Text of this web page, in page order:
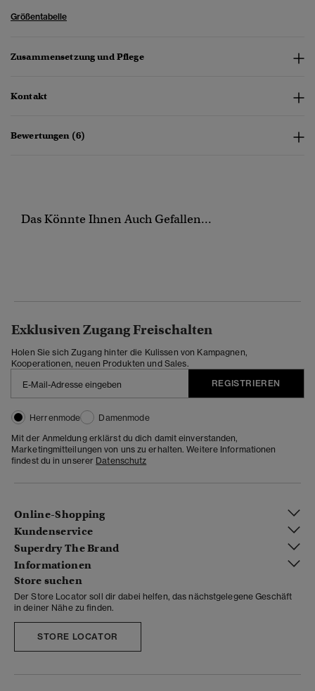
Größentabelle
Zusammensetzung und Pflege
Kontakt
Bewertungen (6)
Das Könnte Ihnen Auch Gefallen...
Exklusiven Zugang Freischalten
Holen Sie sich Zugang hinter die Kulissen von Kampagnen,
Kooperationen, neuen Produkten und Sales.
REGISTRIEREN
Herrenmode
Damenmode
Mit der Anmeldung erklärst du dich damit einverstanden,
Marketingmitteilungen von uns zu erhalten. Weitere Informationen
findest du in unserer Datenschutz
Online-Shopping
Kundenservice
Superdry The Brand
Informationen
Store suchen
Der Store Locator soll dir dabei helfen, das nächstgelegene Geschäft
in deiner Nähe zu finden.
STORE LOCATOR